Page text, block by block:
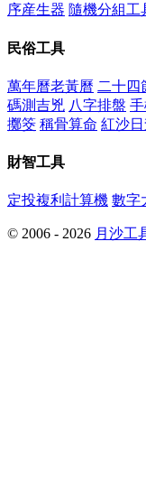
序産生器 隨機分組工
民俗工具
萬年曆老黃曆 二十四
碼測吉兇 八字排盤
擲筊 稱骨算命 紅沙
財智工具
定投複利計算機 數字
© 2006 - 2026 月沙工